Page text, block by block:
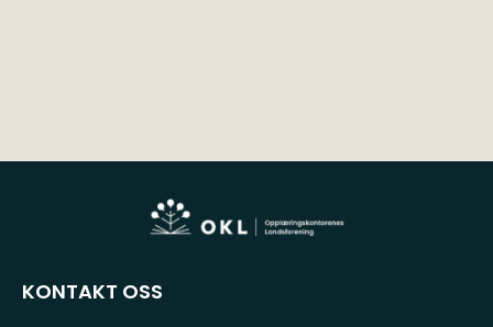
KONTAKT OSS